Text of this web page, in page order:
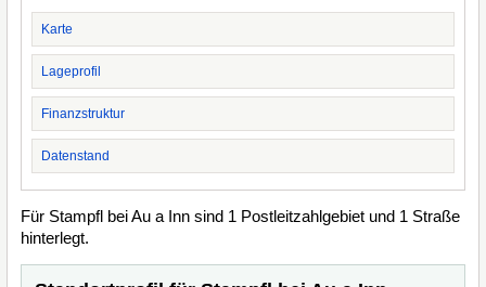
Karte
Lageprofil
Finanzstruktur
Datenstand
Für Stampfl bei Au a Inn sind 1 Postleitzahlgebiet und 1 Straße
hinterlegt.